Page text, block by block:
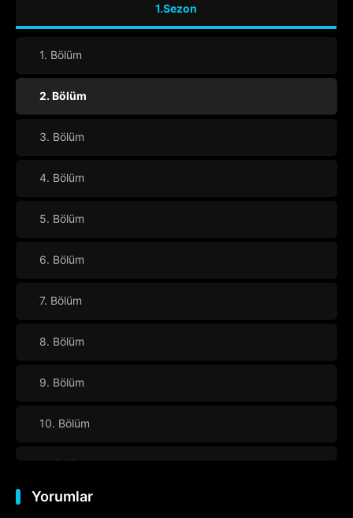
1.Sezon
1. Bölüm
2. Bölüm
3. Bölüm
4. Bölüm
5. Bölüm
6. Bölüm
7. Bölüm
8. Bölüm
9. Bölüm
10. Bölüm
11. Bölüm
12. Bölüm
Yorumlar